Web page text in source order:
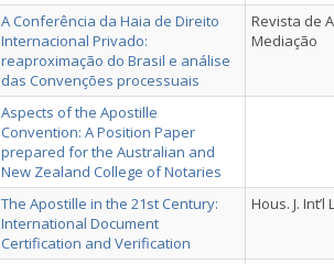
A Conferência da Haia de Direito
Internacional Privado:
reaproximação do Brasil e análise
das Convenções processuais
Revista de
Mediação
Aspects of the Apostille
Convention: A Position Paper
prepared for the Australian and
New Zealand College of Notaries
The Apostille in the 21st Century:
International Document
Certification and Verification
Hous. J. Int’l